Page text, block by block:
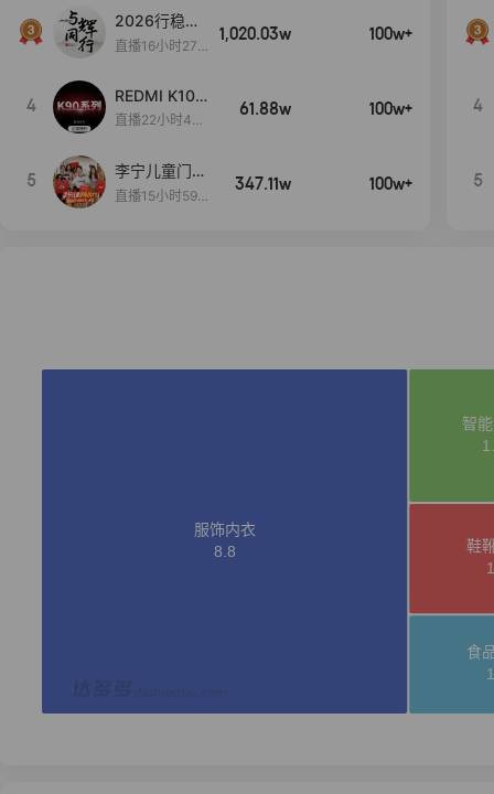
2026行稳致
远
直播16小时27
1,020.03w 100w+
4
REDMI K100
Pro系列新品
启！
直播22小时40
61.88w 100w+
5
李宁儿童门店
爆款赤兔8pr
直播15小时59
347.11w 100w+
4
5